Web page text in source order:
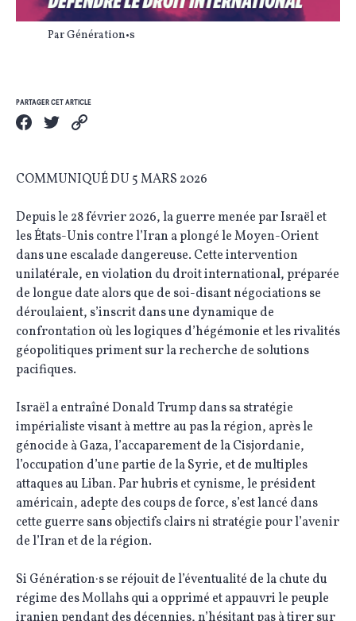
Par Génération•s
PARTAGER CET ARTICLE
COMMUNIQUÉ DU 5 MARS 2026
Depuis le 28 février 2026, la guerre menée par Israël et
les États-Unis contre l’Iran a plongé le Moyen-Orient
dans une escalade dangereuse. Cette intervention
unilatérale, en violation du droit international, préparée
de longue date alors que de soi-disant négociations se
déroulaient, s’inscrit dans une dynamique de
confrontation où les logiques d’hégémonie et les rivalités
géopolitiques priment sur la recherche de solutions
pacifiques.
Israël a entraîné Donald Trump dans sa stratégie
impérialiste visant à mettre au pas la région, après le
génocide à Gaza, l’accaparement de la Cisjordanie,
l’occupation d’une partie de la Syrie, et de multiples
attaques au Liban. Par hubris et cynisme, le président
américain, adepte des coups de force, s’est lancé dans
cette guerre sans objectifs clairs ni stratégie pour l’avenir
de l’Iran et de la région.
Si Génération·s se réjouit de l’éventualité de la chute du
régime des Mollahs qui a opprimé et appauvri le peuple